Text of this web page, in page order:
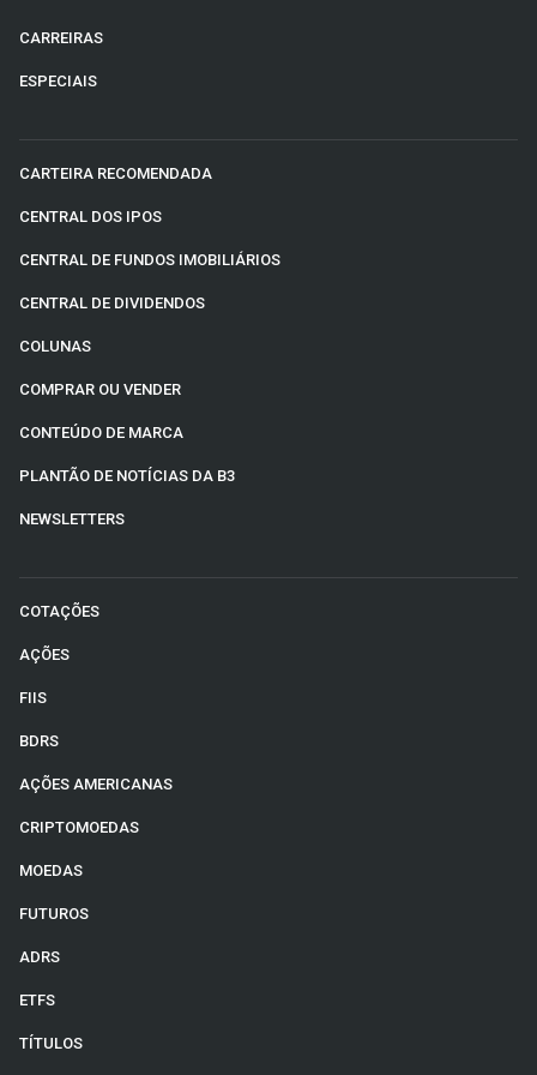
CARREIRAS
ESPECIAIS
CARTEIRA RECOMENDADA
CENTRAL DOS IPOS
CENTRAL DE FUNDOS IMOBILIÁRIOS
CENTRAL DE DIVIDENDOS
COLUNAS
COMPRAR OU VENDER
CONTEÚDO DE MARCA
PLANTÃO DE NOTÍCIAS DA B3
NEWSLETTERS
COTAÇÕES
AÇÕES
FIIS
BDRS
AÇÕES AMERICANAS
CRIPTOMOEDAS
MOEDAS
FUTUROS
ADRS
ETFS
TÍTULOS